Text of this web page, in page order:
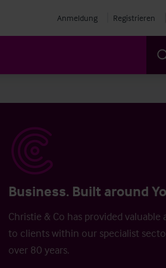
Anmeldung Registrieren
Business. Built around
Christie & Co has provided valuable
to clients within our specialist
over 80 years.